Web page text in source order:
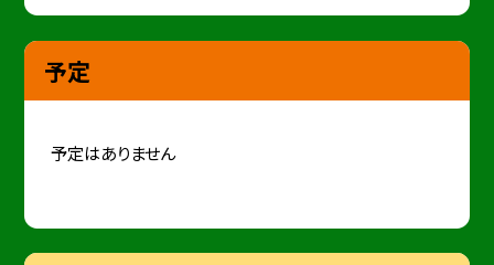
予定
予定はありません